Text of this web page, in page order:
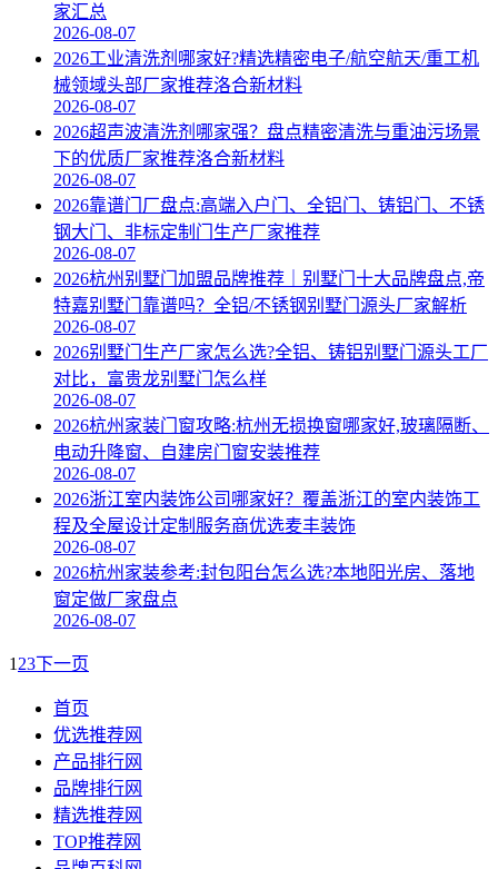
家汇总
2026-08-07
2026工业清洗剂哪家好?精选精密电子/航空航天/重工机
械领域头部厂家推荐洛合新材料
2026-08-07
2026超声波清洗剂哪家强？盘点精密清洗与重油污场景
下的优质厂家推荐洛合新材料
2026-08-07
2026靠谱门厂盘点:高端入户门、全铝门、铸铝门、不锈
钢大门、非标定制门生产厂家推荐
2026-08-07
2026杭州别墅门加盟品牌推荐｜别墅门十大品牌盘点,帝
特嘉别墅门靠谱吗？全铝/不锈钢别墅门源头厂家解析
2026-08-07
2026别墅门生产厂家怎么选?全铝、铸铝别墅门源头工厂
对比，富贵龙别墅门怎么样
2026-08-07
2026杭州家装门窗攻略:杭州无损换窗哪家好,玻璃隔断、
电动升降窗、自建房门窗安装推荐
2026-08-07
2026浙江室内装饰公司哪家好？覆盖浙江的室内装饰工
程及全屋设计定制服务商优选麦丰装饰
2026-08-07
2026杭州家装参考:封包阳台怎么选?本地阳光房、落地
窗定做厂家盘点
2026-08-07
1 23下一页
首页
优选推荐网
产品排行网
品牌排行网
精选推荐网
TOP推荐网